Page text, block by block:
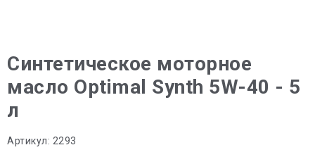
Синтетическое моторное
масло Optimal Synth 5W-40 - 5
л
Артикул: 2293